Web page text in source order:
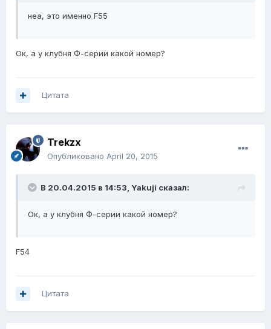
неа, это именно F55
Ок, а у клубня Ф-серии какой номер?
Цитата
Trekzx
Опубликовано April 20, 2015
В 20.04.2015 в 14:53, Yakuji сказал:
Ок, а у клубня Ф-серии какой номер?
F54
Цитата